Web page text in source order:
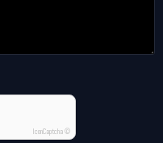
IconCaptcha ©